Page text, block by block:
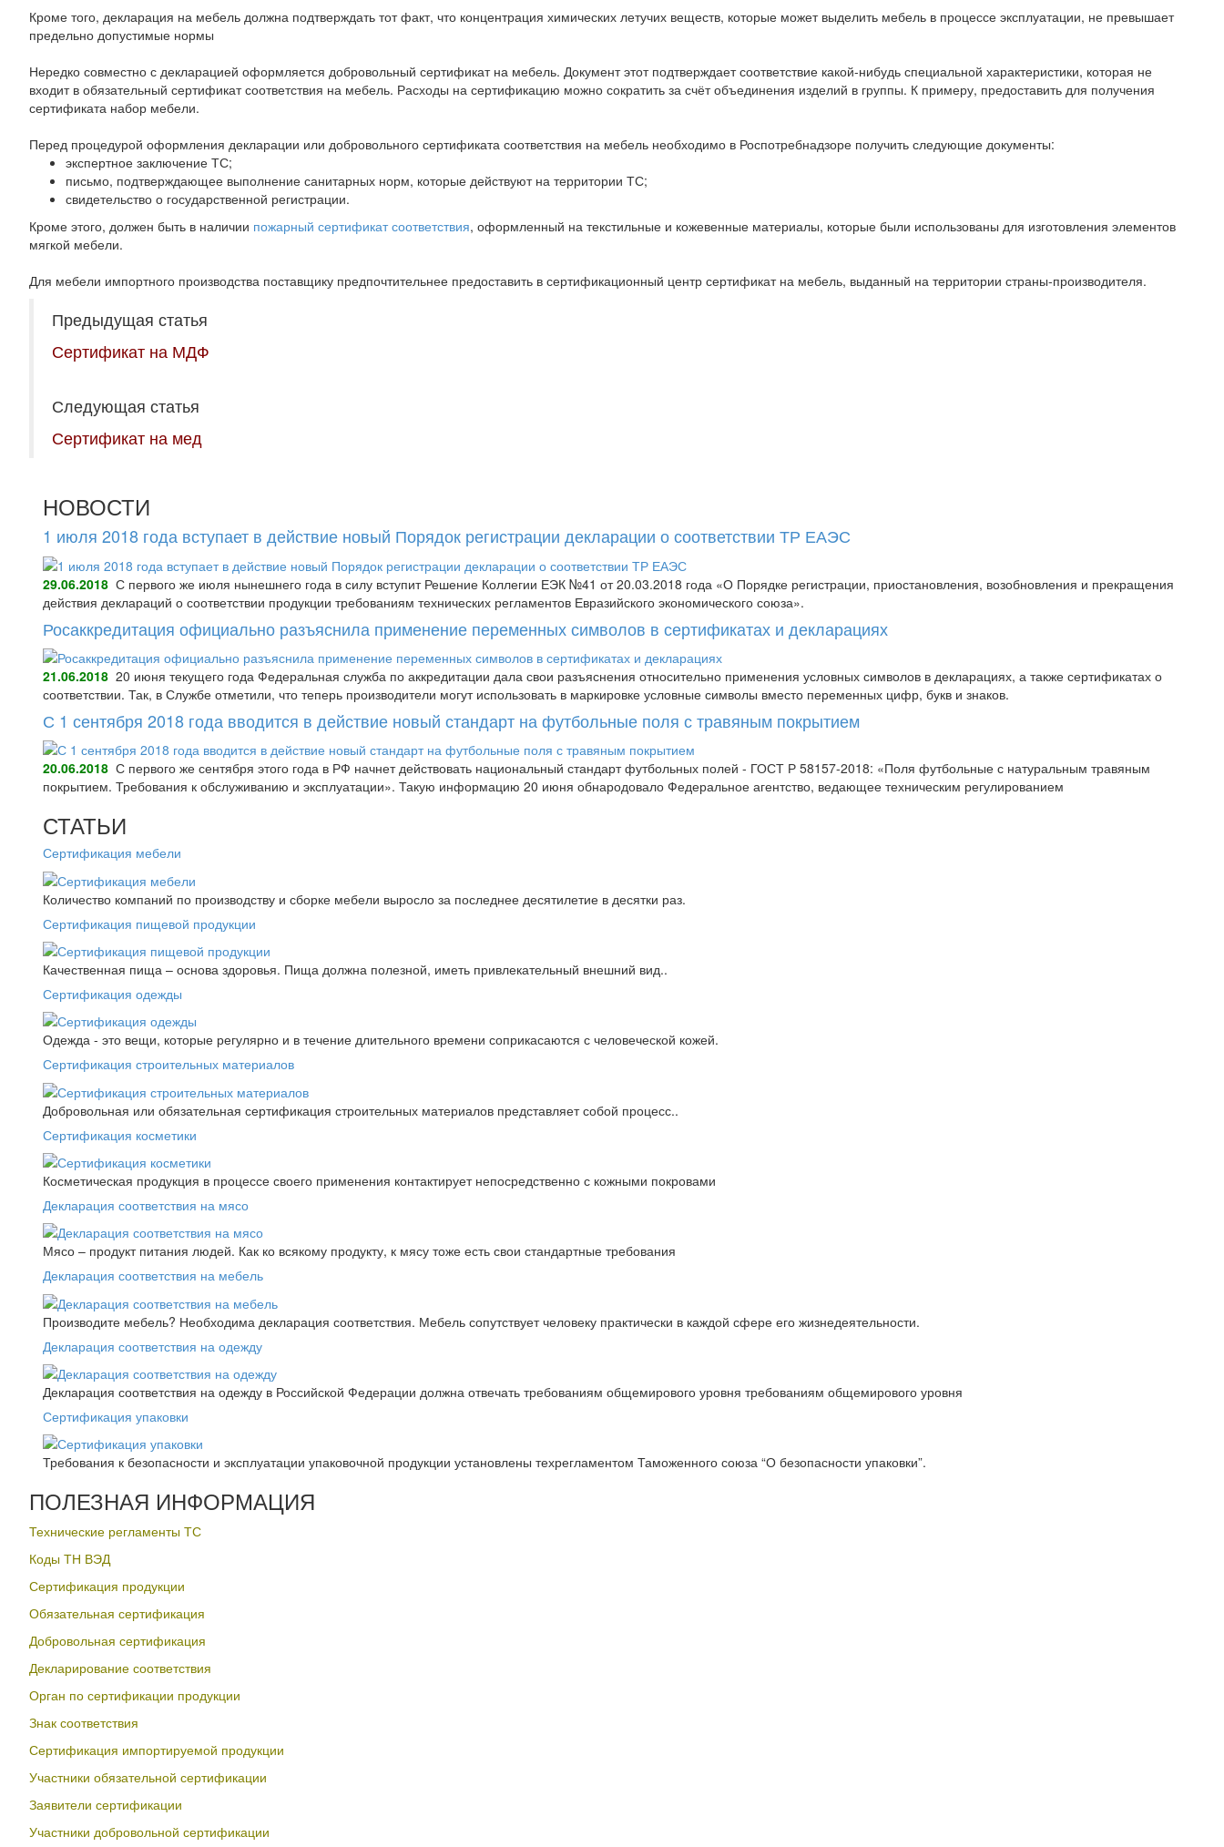
Кроме того, декларация на мебель должна подтверждать тот факт, что концентрация химических летучих веществ, которые может выделить мебель в процессе эксплуатации, не превышает
предельно допустимые нормы
Нередко совместно с декларацией оформляется добровольный сертификат на мебель. Документ этот подтверждает соответствие какой-нибудь специальной характеристики, которая не
входит в обязательный сертификат соответствия на мебель. Расходы на сертификацию можно сократить за счёт объединения изделий в группы. К примеру, предоставить для получения
сертификата набор мебели.
Перед процедурой оформления декларации или добровольного сертификата соответствия на мебель необходимо в Роспотребнадзоре получить следующие документы:
экспертное заключение ТС;
письмо, подтверждающее выполнение санитарных норм, которые действуют на территории ТС;
свидетельство о государственной регистрации.
Кроме этого, должен быть в наличии пожарный сертификат соответствия, оформленный на текстильные и кожевенные материалы, которые были использованы для изготовления элементов
мягкой мебели.
Для мебели импортного производства поставщику предпочтительнее предоставить в сертификационный центр сертификат на мебель, выданный на территории страны-производителя.
Предыдущая статья
Сертификат на МДФ
Следующая статья
Сертификат на мед
НОВОСТИ
1 июля 2018 года вступает в действие новый Порядок регистрации декларации о соответствии ТР ЕАЭС
29.06.2018 С первого же июля нынешнего года в силу вступит Решение Коллегии ЕЭК №41 от 20.03.2018 года «О Порядке регистрации, приостановления, возобновления и прекращения
действия деклараций о соответствии продукции требованиям технических регламентов Евразийского экономического союза».
Росаккредитация официально разъяснила применение переменных символов в сертификатах и декларациях
21.06.2018 20 июня текущего года Федеральная служба по аккредитации дала свои разъяснения относительно применения условных символов в декларациях, а также сертификатах о
соответствии. Так, в Службе отметили, что теперь производители могут использовать в маркировке условные символы вместо переменных цифр, букв и знаков.
С 1 сентября 2018 года вводится в действие новый стандарт на футбольные поля с травяным покрытием
20.06.2018 С первого же сентября этого года в РФ начнет действовать национальный стандарт футбольных полей - ГОСТ Р 58157-2018: «Поля футбольные с натуральным травяным
покрытием. Требования к обслуживанию и эксплуатации». Такую информацию 20 июня обнародовало Федеральное агентство, ведающее техническим регулированием
СТАТЬИ
Сертификация мебели
Количество компаний по производству и сборке мебели выросло за последнее десятилетие в десятки раз.
Сертификация пищевой продукции
Качественная пища – основа здоровья. Пища должна полезной, иметь привлекательный внешний вид..
Сертификация одежды
Одежда - это вещи, которые регулярно и в течение длительного времени соприкасаются с человеческой кожей.
Сертификация строительных материалов
Добровольная или обязательная сертификация строительных материалов представляет собой процесс..
Сертификация косметики
Косметическая продукция в процессе своего применения контактирует непосредственно с кожными покровами
Декларация соответствия на мясо
Мясо – продукт питания людей. Как ко всякому продукту, к мясу тоже есть свои стандартные требования
Декларация соответствия на мебель
Производите мебель? Необходима декларация соответствия. Мебель сопутствует человеку практически в каждой сфере его жизнедеятельности.
Декларация соответствия на одежду
Декларация соответствия на одежду в Российской Федерации должна отвечать требованиям общемирового уровня требованиям общемирового уровня
Сертификация упаковки
Требования к безопасности и эксплуатации упаковочной продукции установлены техрегламентом Таможенного союза “О безопасности упаковки”.
ПОЛЕЗНАЯ ИНФОРМАЦИЯ
Технические регламенты ТС
Коды ТН ВЭД
Сертификация продукции
Обязательная сертификация
Добровольная сертификация
Декларирование соответствия
Орган по сертификации продукции
Знак соответствия
Сертификация импортируемой продукции
Участники обязательной сертификации
Заявители сертификации
Участники добровольной сертификации